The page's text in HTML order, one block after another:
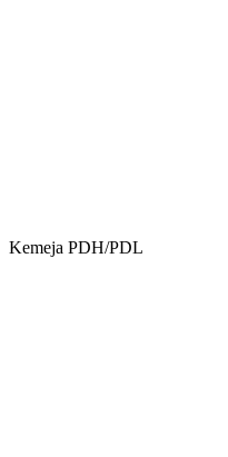
Kemeja PDH/PDL